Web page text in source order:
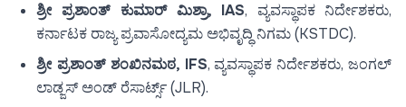
ಶ್ರೀ ಪ್ರಶಾಂತ್ ಕುಮಾರ್ ಮಿಶ್ರಾ, IAS, ವ್ಯವಸ್ಥಾಪಕ ನಿರ್ದೇಶಕರು,
ಕರ್ನಾಟಕ ರಾಜ್ಯ ಪ್ರವಾಸೋದ್ಯಮ ಅಭಿವೃದ್ಧಿ ನಿಗಮ (KSTDC).
ಶ್ರೀ ಪ್ರಶಾಂತ್ ಶಂಖಿನಮಠ, IFS, ವ್ಯವಸ್ಥಾಪಕ ನಿರ್ದೇಶಕರು, ಜಂಗಲ್
ಲಾಡ್ಜಸ್ ಅಂಡ್ ರೆಸಾರ್ಟ್ಸ್ (JLR).